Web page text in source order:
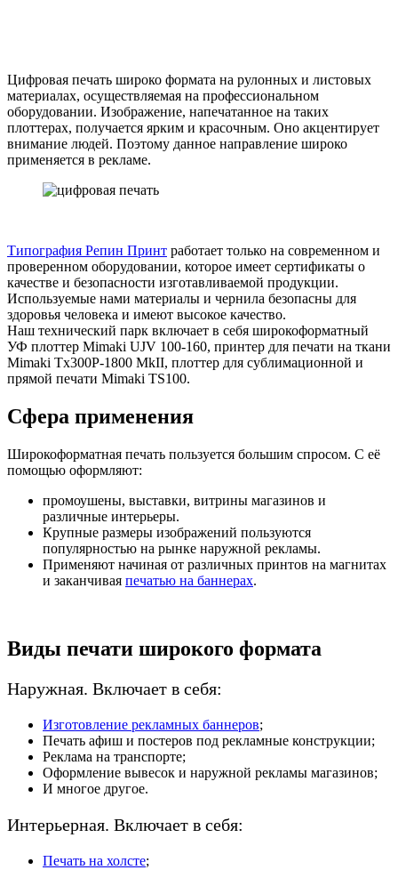
Цифровая печать широко формата на рулонных и листовых
материалах, осуществляемая на профессиональном
оборудовании. Изображение, напечатанное на таких
плоттерах, получается ярким и красочным. Оно акцентирует
внимание людей. Поэтому данное направление широко
применяется в рекламе.
Типография Репин Принт работает только на современном и
проверенном оборудовании, которое имеет сертификаты о
качестве и безопасности изготавливаемой продукции.
Используемые нами материалы и чернила безопасны для
здоровья человека и имеют высокое качество.
Наш технический парк включает в себя широкоформатный
УФ плоттер Mimaki UJV 100-160, принтер для печати на ткани
Mimaki Tx300P-1800 MkII, плоттер для сублимационной и
прямой печати Mimaki TS100.
Сфера применения
Широкоформатная печать пользуется большим спросом. С её
помощью оформляют:
промоушены, выставки, витрины магазинов и
различные интерьеры.
Крупные размеры изображений пользуются
популярностью на рынке наружной рекламы.
Применяют начиная от различных принтов на магнитах
и заканчивая печатью на баннерах.
Виды печати широкого формата
Наружная. Включает в себя:
Изготовление рекламных баннеров;
Печать афиш и постеров под рекламные конструкции;
Реклама на транспорте;
Оформление вывесок и наружной рекламы магазинов;
И многое другое.
Интерьерная. Включает в себя:
Печать на холсте;